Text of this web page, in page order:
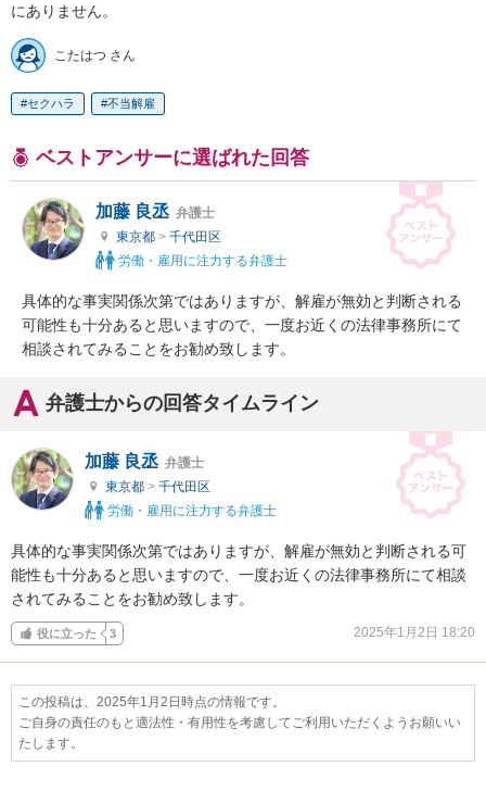
にありません。
こたはつ さん
セクハラ 不当解雇
ベストアンサーに選ばれた回答
加藤 良丞 弁護士
東京都 > 千代田区
労働・雇用に注力する弁護士
具体的な事実関係次第ではありますが、解雇が無効と判断される
可能性も十分あると思いますので、一度お近くの法律事務所にて
相談されてみることをお勧め致します。
弁護士からの回答タイムライン
加藤 良丞 弁護士
東京都 > 千代田区
労働・雇用に注力する弁護士
具体的な事実関係次第ではありますが、解雇が無効と判断される可
能性も十分あると思いますので、一度お近くの法律事務所にて相談
されてみることをお勧め致します。
役に立った 3 2025年1月2日 18:20
この投稿は、2025年1月2日時点の情報です。
ご自身の責任のもと適法性・有用性を考慮してご利用いただくようお願いい
たします。